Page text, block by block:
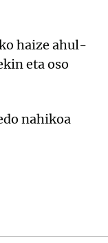
haize ahul-
eta oso
nahikoa